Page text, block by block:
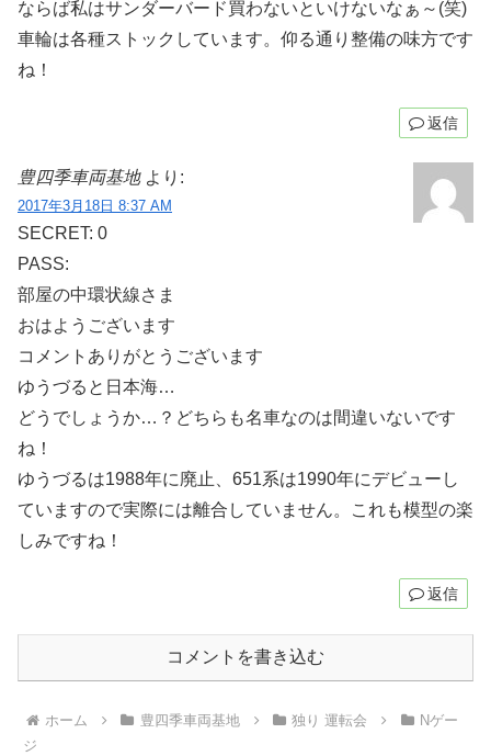
ならば私はサンダーバード買わないといけないなぁ～(笑)
車輪は各種ストックしています。仰る通り整備の味方です
ね！
返信
豊四季車両基地 より:
2017年3月18日 8:37 AM
SECRET: 0
PASS:
部屋の中環状線さま
おはようございます
コメントありがとうございます
ゆうづると日本海…
どうでしょうか…？どちらも名車なのは間違いないです
ね！
ゆうづるは1988年に廃止、651系は1990年にデビューし
ていますので実際には離合していません。これも模型の楽
しみですね！
返信
コメントを書き込む
ホーム 豊四季車両基地 独り 運転会
Nゲー
ジ